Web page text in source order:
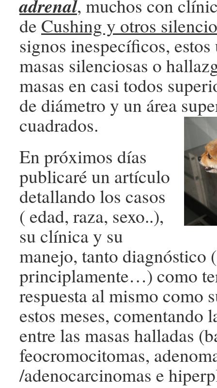
adrenal, muchos con
de Cushing y otros
signos inespecíficos,
masas silenciosas o
masas en casi todos
de diámetro y un área
cuadrados.
En próximos días
publicaré un artículo
detallando los casos
( edad, raza, sexo..),
su clínica y su
manejo, tanto diagnóstico
principlamente…) como
respuesta al mismo como
estos meses, comentando
entre las masas halladas
feocromocitomas,
/adenocarcinomas e